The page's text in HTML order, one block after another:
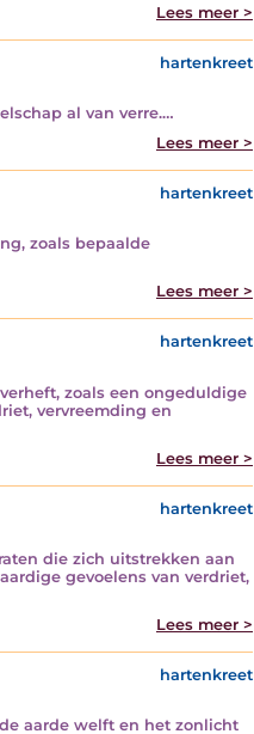
Lees meer >
hartenkreet
al van verre.…
Lees meer >
hartenkreet
zoals bepaalde
Lees meer >
hartenkreet
zoals een ongeduldige
vervreemding en
Lees meer >
hartenkreet
die zich uitstrekken aan
gevoelens van verdriet,
Lees meer >
hartenkreet
aarde welft en het zonlicht